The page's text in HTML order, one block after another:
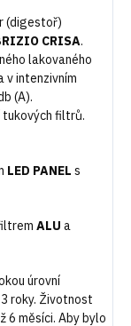
(digestoř)
CRISA.
lakovaného
v intenzivním
(A).
filtrů.
LED PANEL s
ALU a
úrovní
roky. Životnost
6 měsíci. Aby bylo